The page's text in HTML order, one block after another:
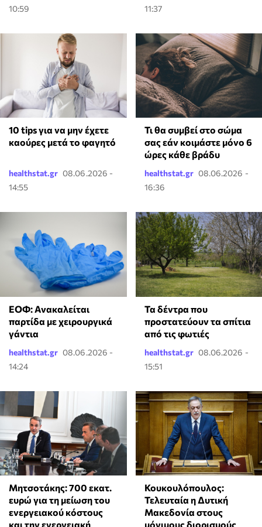
10:59
11:37
10 tips για να μην έχετε
καούρες μετά το φαγητό
healthstat.gr 08.06.2026 -
14:55
Τι θα συμβεί στο σώμα
σας εάν κοιμάστε μόνο 6
ώρες κάθε βράδυ
healthstat.gr 08.06.2026 -
16:36
ΕΟΦ: Ανακαλείται
παρτίδα με χειρουργικά
γάντια
healthstat.gr 08.06.2026 -
14:24
Τα δέντρα που
προστατεύουν τα σπίτια
από τις φωτιές
healthstat.gr 08.06.2026 -
15:51
Μητσοτάκης: 700 εκατ.
ευρώ για τη μείωση του
ενεργειακού κόστους
και την ενεργειακή
Κουκουλόπουλος:
Τελευταία η Δυτική
Μακεδονία στους
μόνιμους διορισμούς